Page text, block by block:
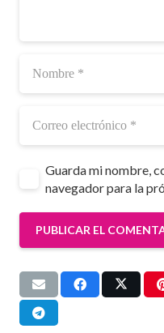
Guarda mi nombre,
navegador para la
PUBLICAR EL